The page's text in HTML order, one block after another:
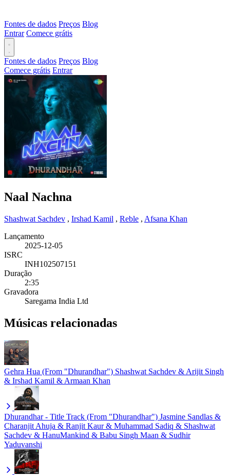
Fontes de dados Preços Blog
Entrar Comece grátis
Fontes de dados Preços Blog
Comece grátis Entrar
Naal Nachna
Shashwat Sachdev , Irshad Kamil , Reble , Afsana Khan
Lançamento
2025-12-05
ISRC
INH102507151
Duração
2:35
Gravadora
Saregama India Ltd
Músicas relacionadas
Gehra Hua (From "Dhurandhar") Shashwat Sachdev & Arijit Singh
& Irshad Kamil & Armaan Khan
Dhurandhar - Title Track (From "Dhurandhar") Jasmine Sandlas &
Charanjit Ahuja & Ranjit Kaur & Muhammad Sadiq & Shashwat
Sachdev & HanuMankind & Babu Singh Maan & Sudhir
Yaduvanshi